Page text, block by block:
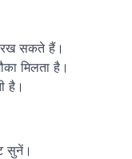
रख सकते हैं।
मिलता है।
है।
सुनें।